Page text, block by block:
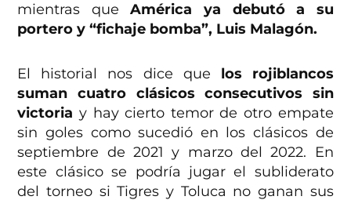
mientras queAmérica ya debutó a su
portero y “fichaje bomba”, Luis Malagón.
El historial nos dice que los rojiblancos
suman cuatro clásicos consecutivos sin
victoria y hay cierto temor de otro empate
sin goles como sucedió en los clásicos de
septiembre de 2021 y marzo del 2022. En
este clásico se podría jugar el subliderato
del torneo si Tigres y Toluca no ganan sus